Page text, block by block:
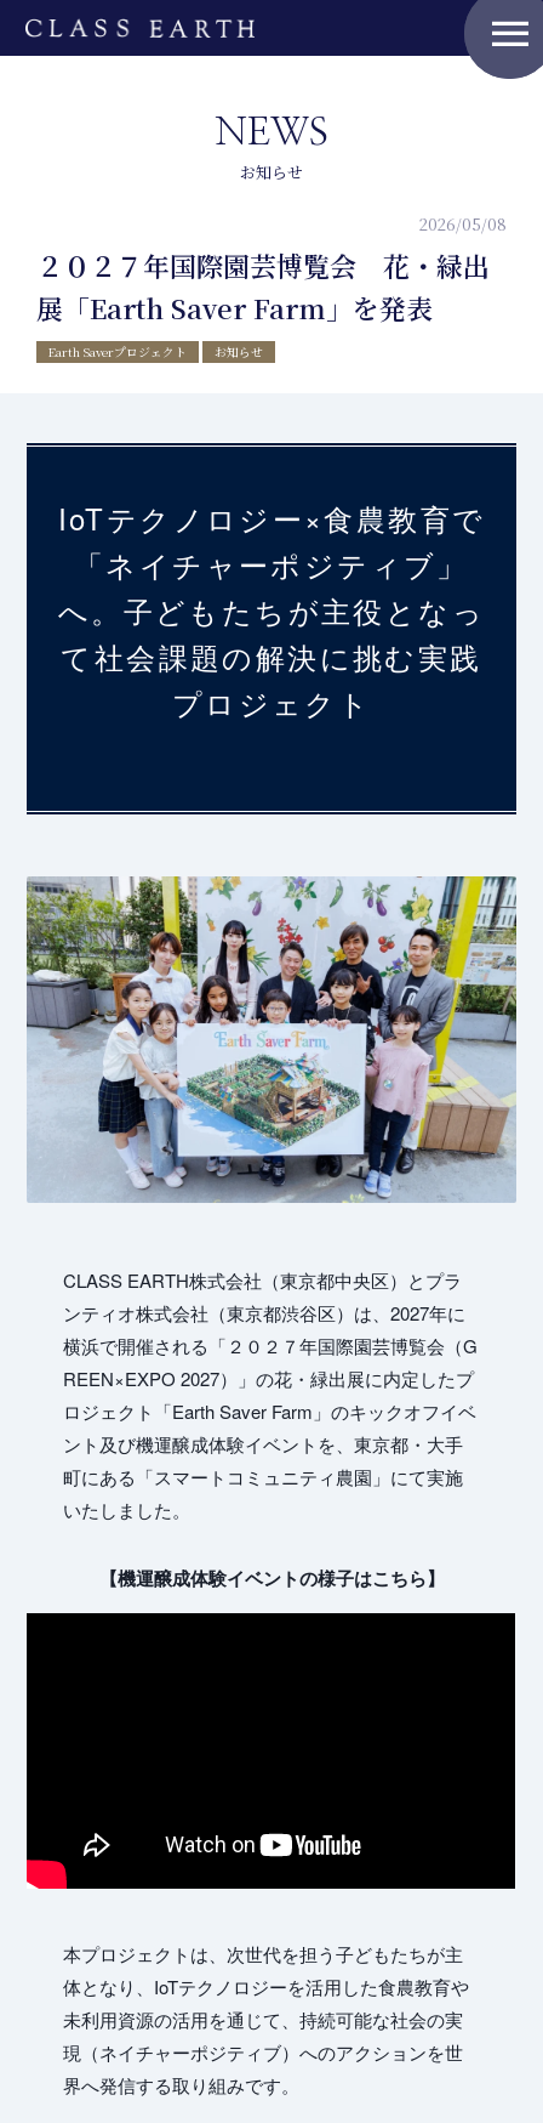
menu
NEWS
お知らせ
2026/05/08
２０２７年国際園芸博覧会 花・緑出
展「Earth Saver Farm」を発表
Earth Saverプロジェクト お知らせ
IoTテクノロジー×食農教育で
「ネイチャーポジティブ」
へ。子どもたちが主役となっ
て社会課題の解決に挑む実践
プロジェクト
CLASS EARTH株式会社（東京都中央区）とプラ
ンティオ株式会社（東京都渋谷区）は、2027年に
横浜で開催される「２０２７年国際園芸博覧会（G
REEN×EXPO 2027）」の花・緑出展に内定したプ
ロジェクト「Earth Saver Farm」のキックオフイベ
ント及び機運醸成体験イベントを、東京都・大手
町にある「スマートコミュニティ農園」にて実施
いたしました。
【機運醸成体験イベントの様子はこちら】
本プロジェクトは、次世代を担う子どもたちが主
体となり、IoTテクノロジーを活用した食農教育や
未利用資源の活用を通じて、持続可能な社会の実
現（ネイチャーポジティブ）へのアクションを世
界へ発信する取り組みです。